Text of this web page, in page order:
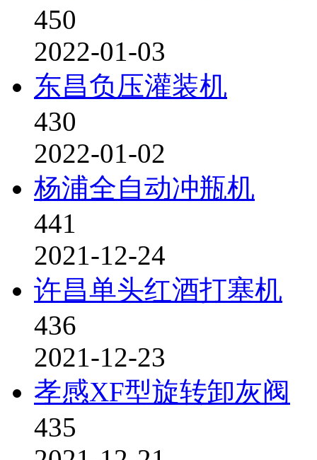
450
2022-01-03
东昌负压灌装机
430
2022-01-02
杨浦全自动冲瓶机
441
2021-12-24
许昌单头红酒打塞机
436
2021-12-23
孝感XF型旋转卸灰阀
435